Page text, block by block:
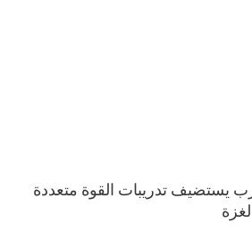
يستضيف تدريبات القوة متعددة